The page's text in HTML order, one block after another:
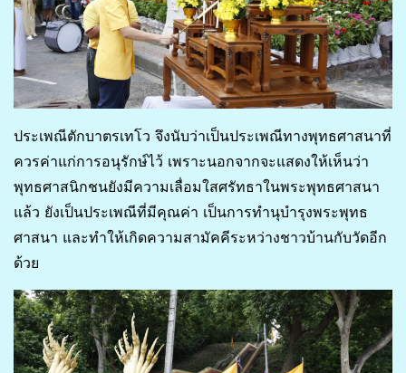
ประเพณีตักบาตรเทโว จึงนับว่าเป็นประเพณีทางพุทธศาสนาที่
ควรค่าแก่การอนุรักษ์ไว้ เพราะนอกจากจะแสดงให้เห็นว่า
พุทธศาสนิกชนยังมีความเลื่อมใสศรัทธาในพระพุทธศาสนา
แล้ว ยังเป็นประเพณีที่มีคุณค่า เป็นการทำนุบำรุงพระพุทธ
ศาสนา และทำให้เกิดความสามัคคีระหว่างชาวบ้านกับวัดอีก
ด้วย